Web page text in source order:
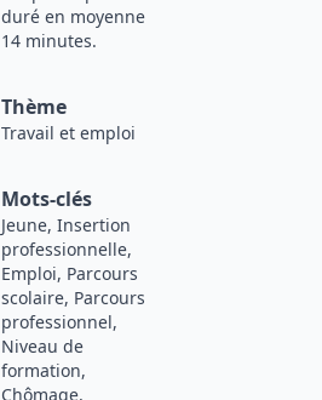
duré en moyenne
14 minutes.
Thème
Travail et emploi
Mots-clés
Jeune, Insertion
professionnelle,
Emploi, Parcours
scolaire, Parcours
professionnel,
Niveau de
formation,
Chômage,